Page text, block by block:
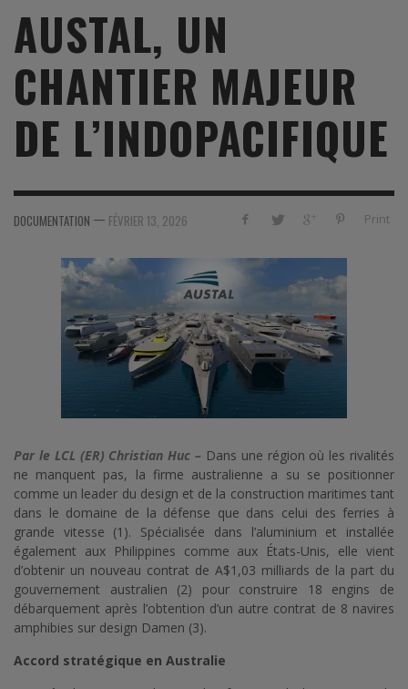
AUSTAL, UN
CHANTIER MAJEUR
DE L’INDOPACIFIQUE
Print
DOCUMENTATION — FÉVRIER 13, 2026
Par le LCL (ER) Christian Huc – Dans une région où les rivalités
ne manquent pas, la firme australienne a su se positionner
comme un leader du design et de la construction maritimes tant
dans le domaine de la défense que dans celui des ferries à
grande vitesse (1). Spécialisée dans l’aluminium et installée
également aux Philippines comme aux États-Unis, elle vient
d’obtenir un nouveau contrat de A$1,03 milliards de la part du
gouvernement australien (2) pour construire 18 engins de
débarquement après l’obtention d’un autre contrat de 8 navires
amphibies sur design Damen (3).
Accord stratégique en Australie